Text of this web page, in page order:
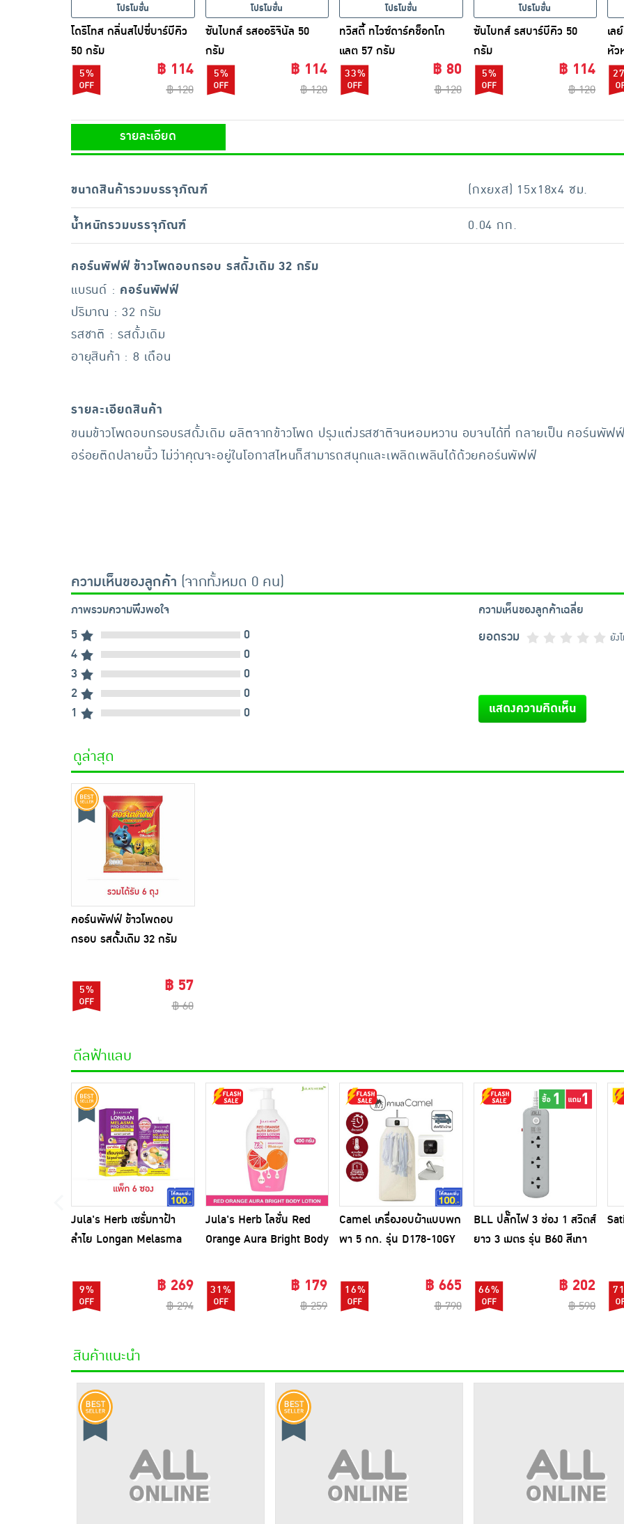
โปรโมชั่น
โดริโทส กลิ่นสไปซี่บาร์บีคิว
50 กรัม
5% ฿ 114
฿ 120
โปรโมชั่น
ซันไบทส์ รสออริจินัล 50
กรัม
5% ฿ 114
฿ 120
โปรโมชั่น
ทวิสตี้ ทไวซ์ดาร์คช็อกโก
แลต 57 กรัม
33% ฿ 80
฿ 120
โปรโมชั่น
ซันไบทส์ รสบาร์บีคิว 50
กรัม
5% ฿ 114
฿ 120
เล
หัว
รายละเอียด
ขนาดสินค้ารวมบรรจุภัณฑ์
(กxยxส) 15x18x4 ซม.
น้ำหนักรวมบรรจุภัณฑ์
0.04 กก.
คอร์นพัฟฟ์ ข้าวโพดอบกรอบ รสดั้งเดิม 32 กรัม
แบรนด์ : คอร์นพัฟฟ์
ปริมาณ : 32 กรัม
รสชาติ : รสดั้งเดิม
อายุสินค้า : 8 เดือน
รายละเอียดสินค้า
ขนมข้าวโพดอบกรอบรสดั้งเดิม ผลิตจากข้าวโพด ปรุงแต่งรสชาติจนหอมหวาน อบจนได้ที่ กลายเป็น คอร์นพั
อร่อยติดปลายนิ้ว ไม่ว่าคุณจะอยู่ในโอกาสไหนก็สามารถสนุกและเพลิดเพลินได้ด้วยคอร์นพัฟฟ์
ความเห็นของลูกค้า (จากทั้งหมด 0 คน)
ภาพรวมความพึงพอใจ
5
0
4
0
3
0
2
0
1
0
ความเห็นของลูกค้าเฉลี่ย
ยอดรวม ยัง
แสดงความคิดเห็น
ดูล่าสุด
คอร์นพัฟฟ์ ข้าวโพดอบ
กรอบ รสดั้งเดิม 32 กรัม
5% ฿ 57
฿ 60
ดีลฟ้าแลบ
Jula's Herb เซรั่มทาฝ้า
ลำไย Longan Melasma
9% ฿ 269
฿ 294
Jula's Herb โลชั่น Red
Orange Aura Bright Body
31% ฿ 179
฿ 259
Camel เครื่องอบผ้าแบบพก
พา 5 กก. รุ่น D178-10GY
16% ฿ 665
฿ 790
BLL ปลั๊กไฟ 3 ช่อง 1 สวิตส์
ยาว 3 เมตร รุ่น B60 สีเทา
66% ฿ 202
฿ 590
สินค้าแนะนำ